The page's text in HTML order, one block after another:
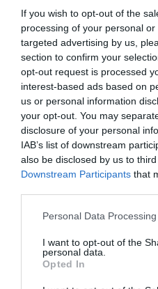
If you wish to opt-out of the
processing of your personal
targeted advertising by us,
section to confirm your
opt-out request is processed
interest-based ads based on
us or personal information
your opt-out. You may
disclosure of your personal
IAB’s list of downstream
also be disclosed by us to
Downstream Participants that
Personal Data
I want to opt-out of the
personal data.
Opted In